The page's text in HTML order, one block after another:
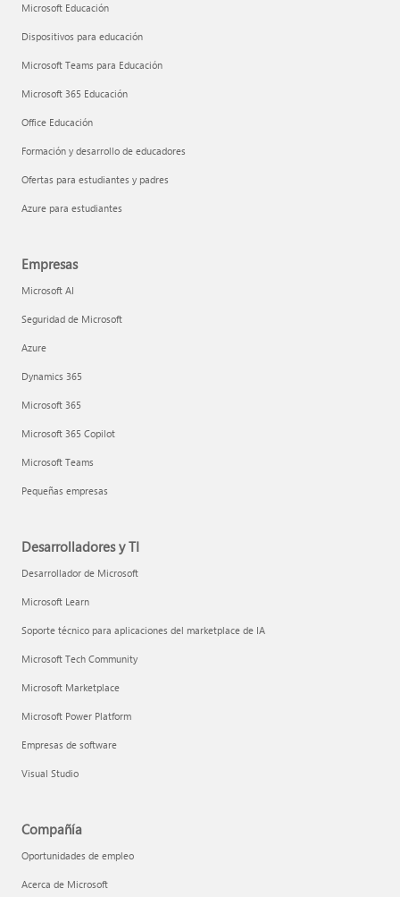
Microsoft Educación
Dispositivos para educación
Microsoft Teams para Educación
Microsoft 365 Educación
Office Educación
Formación y desarrollo de educadores
Ofertas para estudiantes y padres
Azure para estudiantes
Empresas
Microsoft AI
Seguridad de Microsoft
Azure
Dynamics 365
Microsoft 365
Microsoft 365 Copilot
Microsoft Teams
Pequeñas empresas
Desarrolladores y TI
Desarrollador de Microsoft
Microsoft Learn
Soporte técnico para aplicaciones del marketplace de IA
Microsoft Tech Community
Microsoft Marketplace
Microsoft Power Platform
Empresas de software
Visual Studio
Compañía
Oportunidades de empleo
Acerca de Microsoft